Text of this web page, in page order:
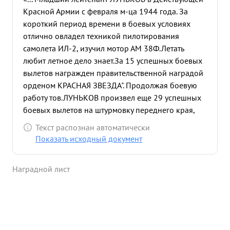
Красной Армии с февраля м-ца 1944 года. За
короткий период времени в боевых условиях
отлично овладел техникой пилотирования
самолета ИЛ-2, изучил мотор АМ 38Ф.Летать
любит летное дело знает.За 15 успешных боевых
вылетов награжден правительственной наградой
орденом КРАСНАЯ ЗВЕЗДА". Продолжая боевую
работу тов.ЛУНЬКОВ произвел еще 29 успешных
боевых вылетов на штурмовку переднего края,
отходящих войск и техники противника,
проявляя при этом мужество героизм и отвагу
самолетов ИЛ2 ведущим второй пары летал на
Текст распознан автоматически
Показать исходный документ
Наградной лист